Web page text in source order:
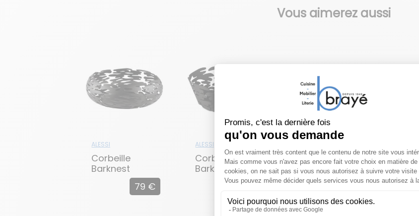
Vous aimerez aussi
ALESSI
Corbeille
Barknest
79 €
ALESSI
Corbeille
Barket
48 €
Bol double
95 €